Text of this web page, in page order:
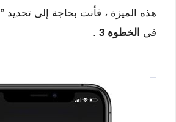
هذه الميزة ، فأنت بحاجة إلى تحديد ”
في الخطوة 3 .